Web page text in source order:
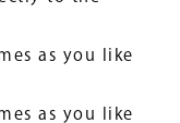
as you like
as you like